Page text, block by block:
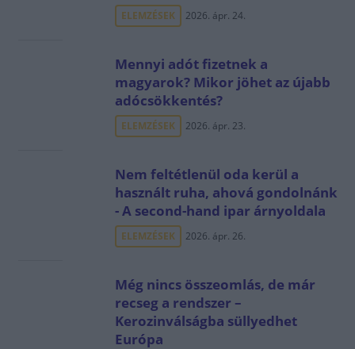
ELEMZÉSEK 2026. ápr. 24.
Mennyi adót fizetnek a
magyarok? Mikor jöhet az újabb
adócsökkentés?
ELEMZÉSEK 2026. ápr. 23.
Nem feltétlenül oda kerül a
használt ruha, ahová gondolnánk
- A second-hand ipar árnyoldala
ELEMZÉSEK 2026. ápr. 26.
Még nincs összeomlás, de már
recseg a rendszer –
Kerozinválságba süllyedhet
Európa